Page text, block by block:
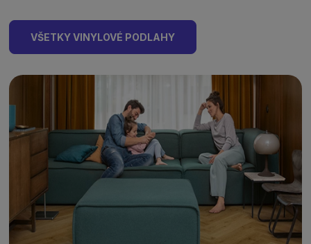
VŠETKY VINYLOVÉ PODLAHY